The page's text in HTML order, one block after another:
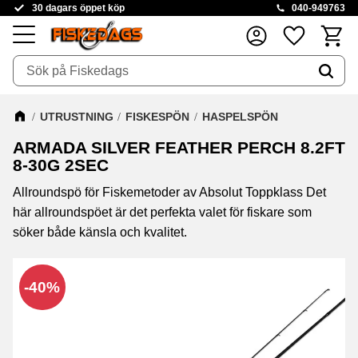
Meny
30 dagars öppet köp 040-949763
Favoriter
UTRUSTNING FISKESPÖN HASPELSPÖN
ARMADA SILVER FEATHER PERCH 8.2FT
8-30G 2SEC
Allroundspö för Fiskemetoder av Absolut Toppklass Det
här allroundspöet är det perfekta valet för fiskare som
söker både känsla och kvalitet.
40%